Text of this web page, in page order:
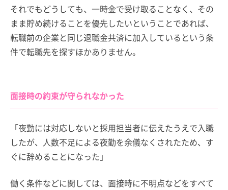
それでもどうしても、一時金で受け取ることなく、その
まま貯め続けることを優先したいということであれば、
転職前の企業と同じ退職金共済に加入しているという条
件で転職先を探すほかありません。
面接時の約束が守られなかった
「夜勤には対応しないと採用担当者に伝えたうえで入職
したが、人数不足による夜勤を余儀なくされたため、す
ぐに辞めることになった」
働く条件などに関しては、面接時に不明点などをすべて